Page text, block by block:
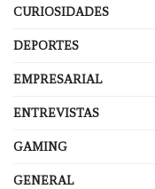
CURIOSIDADES
DEPORTES
EMPRESARIAL
ENTREVISTAS
GAMING
GENERAL